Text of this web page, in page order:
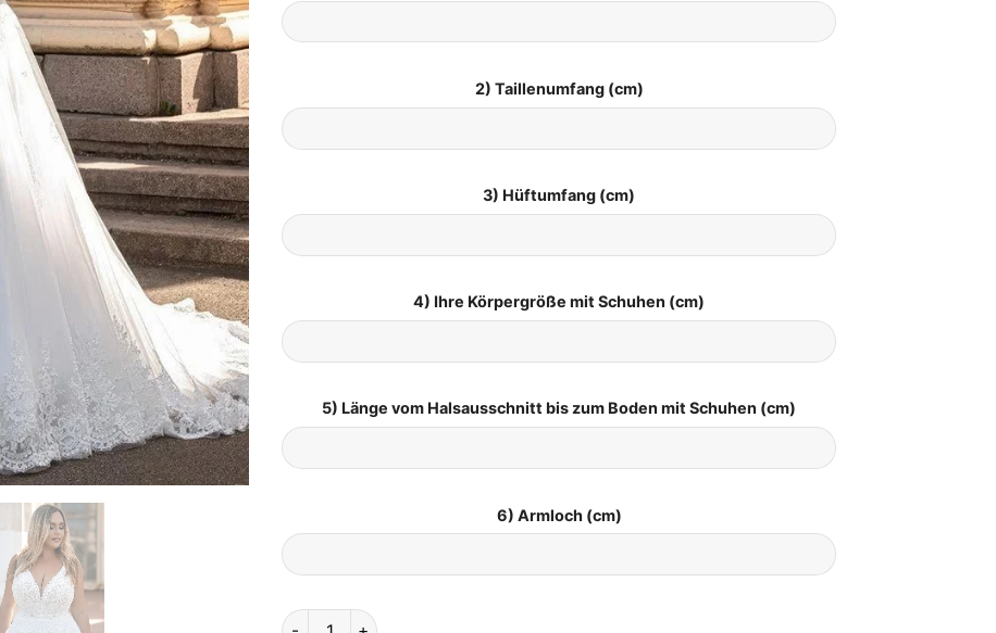
2) Taillenumfang (cm)
3) Hüftumfang (cm)
4) Ihre Körpergröße mit Schuhen (cm)
5) Länge vom Halsausschnitt bis zum Boden mit Schuhen (cm)
6) Armloch (cm)
Brautkleid für Große Oberweite quantity